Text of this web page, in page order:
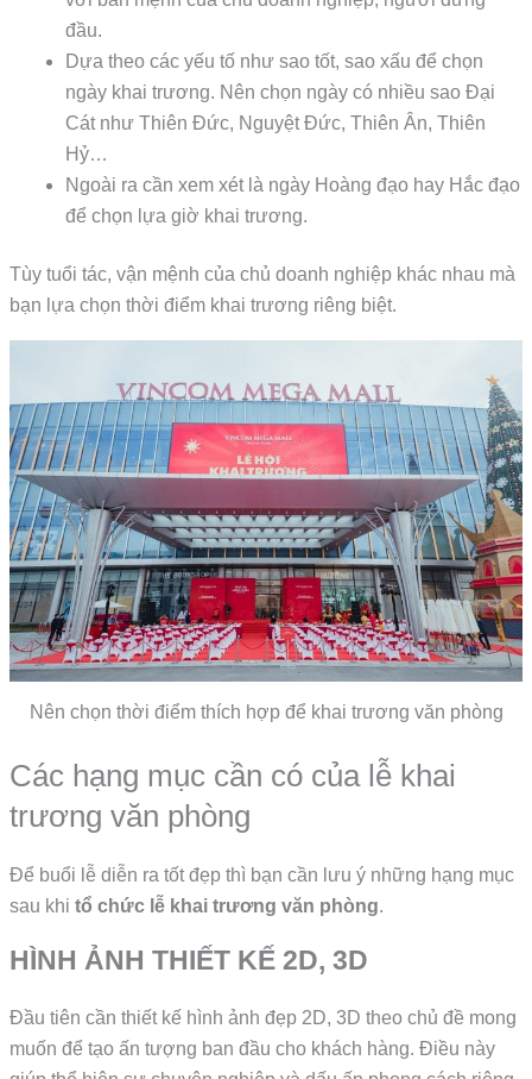
đầu.
Dựa theo các yếu tố như sao tốt, sao xấu để chọn
ngày khai trương. Nên chọn ngày có nhiều sao Đại
Cát như Thiên Đức, Nguyệt Đức, Thiên Ân, Thiên
Hỷ…
Ngoài ra cần xem xét là ngày Hoàng đạo hay Hắc đạo
để chọn lựa giờ khai trương.
Tùy tuổi tác, vận mệnh của chủ doanh nghiệp khác nhau mà
bạn lựa chọn thời điểm khai trương riêng biệt.
Nên chọn thời điểm thích hợp để khai trương văn phòng
Các hạng mục cần có của lễ khai
trương văn phòng
Để buổi lễ diễn ra tốt đẹp thì bạn cần lưu ý những hạng mục
sau khitổ chức lễ khai trương văn phòng.
HÌNH ẢNH THIẾT KẾ 2D, 3D
Đầu tiên cần thiết kế hình ảnh đẹp 2D, 3D theo chủ đề mong
muốn để tạo ấn tượng ban đầu cho khách hàng. Điều này